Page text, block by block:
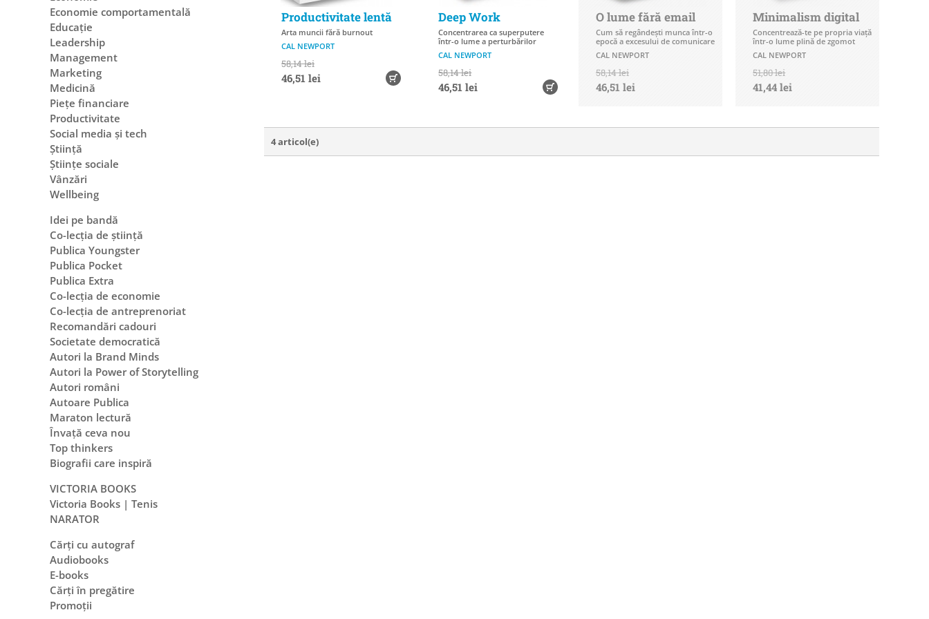
Productivitate lentă
Arta muncii fără burnout
CAL NEWPORT
58,14 lei
46,51 lei
Deep Work
Concentrarea ca superputere
într-o lume a perturbărilor
CAL NEWPORT
58,14 lei
46,51 lei
O lume fără email
Cum să regândești munca într-o
epocă a excesului de comunicare
CAL NEWPORT
58,14 lei
46,51 lei
Minimalism digital
Concentrează-te pe propria viață
într-o lume plină de zgomot
CAL NEWPORT
51,80 lei
41,44 lei
4 articol(e)
Economie comportamentală
Educație
Leadership
Management
Marketing
Medicină
Piețe financiare
Productivitate
Social media și tech
Știință
Științe sociale
Vânzări
Wellbeing
Idei pe bandă
Co-lecția de știință
Publica Youngster
Publica Pocket
Publica Extra
Co-lecția de economie
Co-lecția de antreprenoriat
Recomandări cadouri
Societate democratică
Autori la Brand Minds
Autori la Power of Storytelling
Autori români
Autoare Publica
Maraton lectură
Învață ceva nou
Top thinkers
Biografii care inspiră
VICTORIA BOOKS
Victoria Books | Tenis
NARATOR
Cărți cu autograf
Audiobooks
E-books
Cărți în pregătire
Promoții